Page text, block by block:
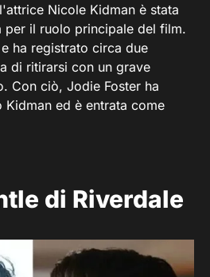
Nicole Kidman è stata
per il ruolo principale del film.
ha registrato circa due
di ritirarsi con un grave
Con ciò, Jodie Foster ha
Kidman ed è entrata come
di Riverdale